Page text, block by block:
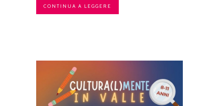
CONTINUA A LEGGERE